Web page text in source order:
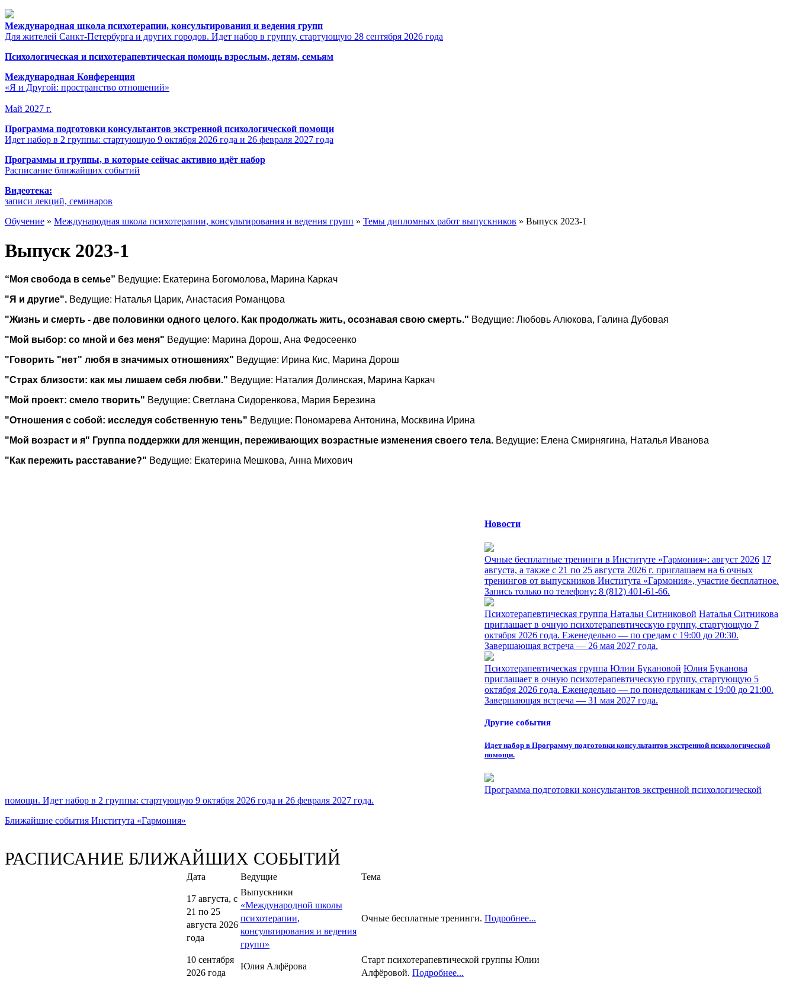
Международная школа психотерапии, консультирования и ведения групп
Для жителей Санкт-Петербурга и других городов. Идет набор в группу, стартующую 28 сентября 2026 года
Психологическая и психотерапевтическая помощь взрослым, детям, семьям
Международная Конференция
«Я и Другой: пространство отношений»
Май 2027 г.
Программа подготовки консультантов экстренной психологической помощи
Идет набор в 2 группы: стартующую 9 октября 2026 года и 26 февраля 2027 года
Программы и группы, в которые сейчас активно идёт набор
Расписание ближайших событий
Видеотека:
записи лекций, семинаров
Обучение » Международная школа психотерапии, консультирования и ведения групп » Темы дипломных работ выпускников » Выпуск 2023-1
Выпуск 2023-1
“Моя свобода в семье” Ведущие: Екатерина Богомолова, Марина Каркач
"Я и другие". Ведущие: Наталья Царик, Анастасия Романцова
"Жизнь и смерть - две половинки одного целого. Как продолжать жить, осознавая свою смерть." Ведущие: Любовь Алюкова, Галина Дубовая
"Мой выбор: со мной и без меня" Ведущие: Марина Дорош, Ана Федосеенко
"Говорить "нет" любя в значимых отношениях" Ведущие: Ирина Кис, Марина Дорош
"Страх близости: как мы лишаем себя любви." Ведущие: Наталия Долинская, Марина Каркач
"Мой проект: смело творить" Ведущие: Светлана Сидоренкова, Мария Березина
"Отношения с собой: исследуя собственную тень" Ведущие: Пономарева Антонина, Москвина Ирина
"Мой возраст и я" Группа поддержки для женщин, переживающих возрастные изменения своего тела. Ведущие: Елена Смирнягина, Наталья Иванова
"Как пережить расставание?" Ведущие: Екатерина Мешкова, Анна Михович
Новости
Очные бесплатные тренинги в Институте «Гармония»: август 2026 17
августа, а также с 21 по 25 августа 2026 г. приглашаем на 6 очных
тренингов от выпускников Института «Гармония», участие бесплатное.
Запись только по телефону: 8 (812) 401-61-66.
Психотерапевтическая группа Натальи Ситниковой Наталья Ситникова
приглашает в очную психотерапевтическую группу, стартующую 7
октября 2026 года. Еженедельно — по средам с 19:00 до 20:30.
Завершающая встреча — 26 мая 2027 года.
Психотерапевтическая группа Юлии Букановой Юлия Буканова
приглашает в очную психотерапевтическую группу, стартующую 5
октября 2026 года. Еженедельно — по понедельникам с 19:00 до 21:00.
Завершающая встреча — 31 мая 2027 года.
Другие события
Идет набор в Программу подготовки консультантов экстренной психологической
помощи.
Программа подготовки консультантов экстренной психологической
помощи. Идет набор в 2 группы: стартующую 9 октября 2026 года и 26 февраля 2027 года.
Ближайшие события Института «Гармония»
РАСПИСАНИЕ БЛИЖАЙШИХ СОБЫТИЙ
Дата Ведущие Тема
17 августа, с
21 по 25
августа 2026
года
Выпускники
«Международной школы
психотерапии,
консультирования и ведения
групп»
Очные бесплатные тренинги. Подробнее...
10 сентября
2026 года
Юлия Алфёрова
Старт психотерапевтической группы Юлии
Алфёровой. Подробнее...